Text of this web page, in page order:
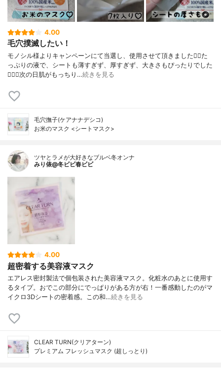
4.00
毛穴撲滅したい！
モノシル様よりキャンペーンにて当選し、使用させて頂きました🙇‍♀️た
っぷりの液で、シートも薄すぎず、厚すぎず、大きさもぴったりでした
🙆🏻‍♀️次の日肌がもっちり…続きを見る
毛穴撫子(ケアナナデシコ)
お米のマスク <シートマスク>
ツヤとラメが大好きなブルベ冬オンナ
みり俵@冬ビビ春ビビ
4.00
超密着する美容液マスク
エアレス密封製法で個包装された美容液マスク。化粧水のあとに使用す
るタイプ。おでこの部分にでっぱりがある方が右！一番感動したのがマ
イクロ3Dシートの密着感。この和…続きを見る
CLEAR TURN(クリアターン)
プレミアム フレッシュマスク (超しっとり)